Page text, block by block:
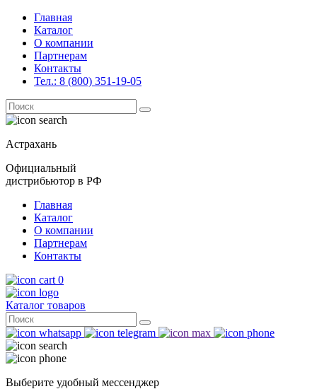
Главная
Каталог
О компании
Партнерам
Контакты
Тел.: 8 (800) 351-19-05
Поиск
for:
Астрахань
Официальный
дистрибьютор в РФ
Главная
Каталог
О компании
Партнерам
Контакты
0
Каталог товаров
Поиск
for:
Выберите удобный мессенджер